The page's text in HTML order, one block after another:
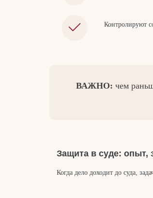
Контролируют
ВАЖНО: чем
Защита в суде: опыт,
Когда дело доходит до суда,